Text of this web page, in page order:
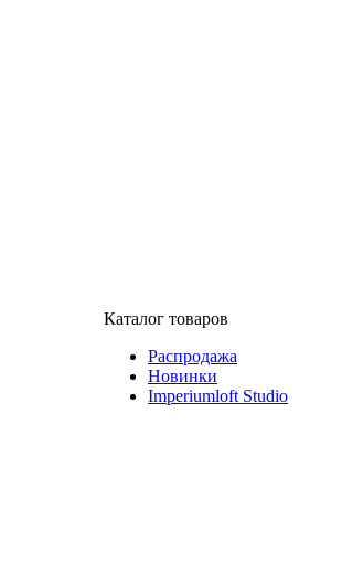
Каталог товаров
Распродажа
Новинки
Imperiumloft Studio